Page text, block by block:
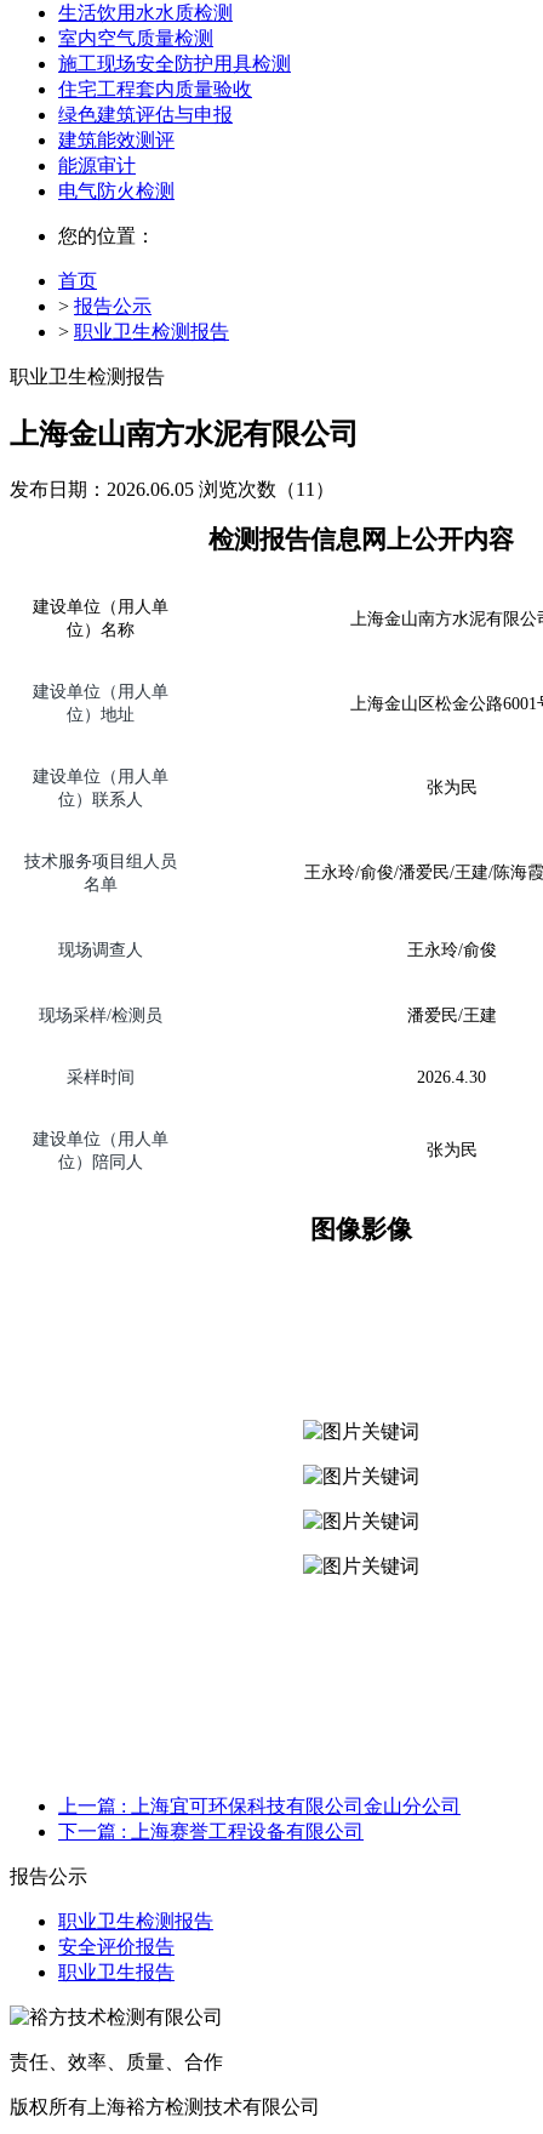
生活饮用水水质检测
室内空气质量检测
施工现场安全防护用具检测
住宅工程套内质量验收
绿色建筑评估与申报
建筑能效测评
能源审计
电气防火检测
您的位置：
首页
> 报告公示
> 职业卫生检测报告
职业卫生检测报告
上海金山南方水泥有限公司
发布日期：2026.06.05 浏览次数（11）
检测报告信息网上公开内容
建设单位（用人单
位）名称
上海金山南方水泥有限公
建设单位（用人单
位）地址
上海金山区松金公路6001
建设单位（用人单
位）联系人
张为民
技术服务项目组人员
名单
王永玲/俞俊/潘爱民/王建/陈海霞
现场调查人 王永玲/俞俊
现场采样/检测员 潘爱民/王建
采样时间 2026. 4.30
建设单位（用人单
位）陪同人
张为民
图像影像
上一篇 : 上海宜可环保科技有限公司金山分公司
下一篇 : 上海赛誉工程设备有限公司
报告公示
职业卫生检测报告
安全评价报告
职业卫生报告
责任、效率、质量、合作
版权所有上海裕方检测技术有限公司